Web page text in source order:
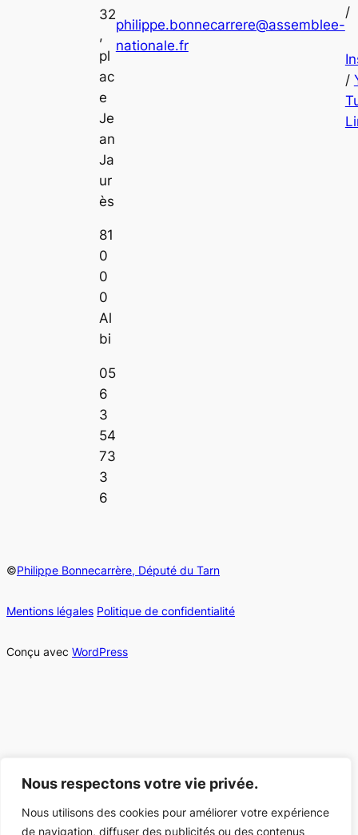
Nous respectons votre vie privée.
Nous utilisons des cookies pour améliorer votre expérience
de navigation, diffuser des publicités ou des contenus
32
,
pl
ac
e
Je
an
Ja
ur
ès
81
0
0
0
Al
bi
05
6
3
54
73
3
6
philippe.bonnecarrere@assemblee-
nationale.fr
/
/
©Philippe Bonnecarrère, Député du Tarn
Mentions légales Politique de confidentialité
Conçu avec WordPress